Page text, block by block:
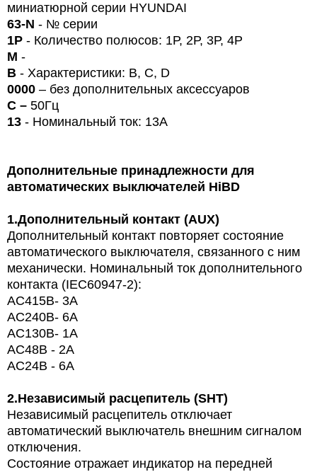
миниатюрной серии HYUNDAI
63-N - № серии
1P - Количество полюсов: 1Р, 2Р, 3Р, 4Р
М -
B - Характеристики: B, C, D
0000 – без дополнительных аксессуаров
С – 50Гц
13 - Номинальный ток: 13А
Дополнительные принадлежности для
автоматических выключателей HiBD
1.Дополнительный контакт (AUX)
Дополнительный контакт повторяет состояние
автоматического выключателя, связанного с ним
механически. Номинальный ток дополнительного
контакта (IEC60947-2):
AC415В- 3A
AC240В- 6A
AC130В- 1A
AC48В - 2A
AC24В - 6A
2.Независимый расцепитель (SHT)
Независимый расцепитель отключает
автоматический выключатель внешним сигналом
отключения.
Состояние отражает индикатор на передней